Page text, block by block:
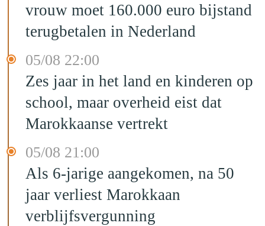
vrouw moet 160.000 euro bijstand
terugbetalen in Nederland
05/08 22:00
Zes jaar in het land en kinderen op
school, maar overheid eist dat
Marokkaanse vertrekt
05/08 21:00
Als 6-jarige aangekomen, na 50
jaar verliest Marokkaan
verblijfsvergunning